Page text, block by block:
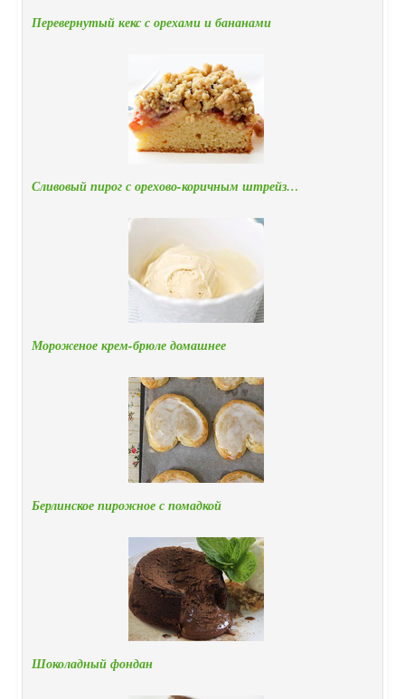
Перевернутый кекс с орехами и бананами
Сливовый пирог с орехово-коричным штрейз…
Мороженое крем-брюле домашнее
Берлинское пирожное с помадкой
Шоколадный фондан